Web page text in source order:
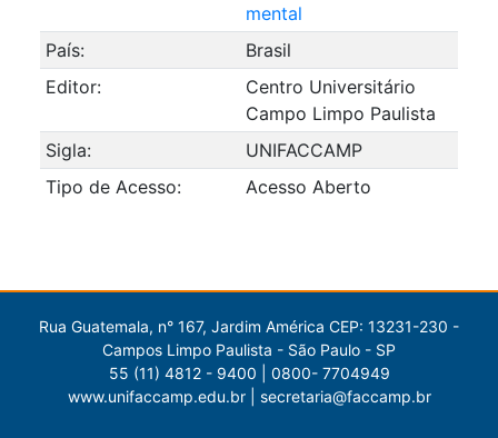
mental
País:
Brasil
Editor:
Centro Universitário
Campo Limpo Paulista
Sigla:
UNIFACCAMP
Tipo de Acesso:
Acesso Aberto
Rua Guatemala, n° 167, Jardim América CEP: 13231-230 -
Campos Limpo Paulista - São Paulo - SP
55 (11) 4812 - 9400 | 0800- 7704949
www.unifaccamp.edu.br | secretaria@faccamp.br